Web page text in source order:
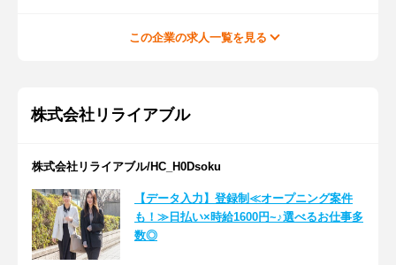
この企業の求人一覧を見る
株式会社リライアブル
株式会社リライアブル/HC_H0Dsoku
【データ入力】登録制≪オープニング案件
も！≫日払い×時給1600円~♪選べるお仕事多
数◎